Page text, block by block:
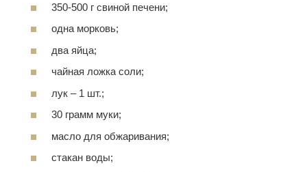
350-500 г свиной печени;
одна морковь;
два яйца;
чайная ложка соли;
лук – 1 шт.;
30 грамм муки;
масло для обжаривания;
стакан воды;